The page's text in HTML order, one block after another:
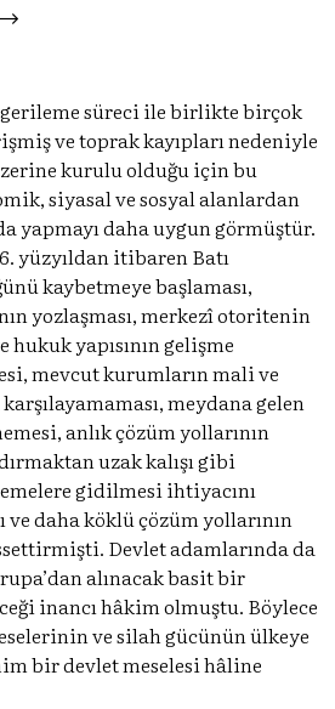
süreci ile birlikte birçok
ve toprak kayıpları nedeniyle
kurulu olduğu için bu
siyasal ve sosyal alanlardan
yapmayı daha uygun görmüştür.
yüzyıldan itibaren Batı
kaybetmeye başlaması,
yozlaşması, merkezî otoritenin
hukuk yapısının gelişme
mevcut kurumların mali ve
meydana gelen
anlık çözüm yollarının
uzak kalışı gibi
gidilmesi ihtiyacını
ve daha köklü çözüm yollarının
Devlet adamlarında da
alınacak basit bir
inancı hâkim olmuştu. Böylece
ve silah gücünün ülkeye
bir devlet meselesi hâline